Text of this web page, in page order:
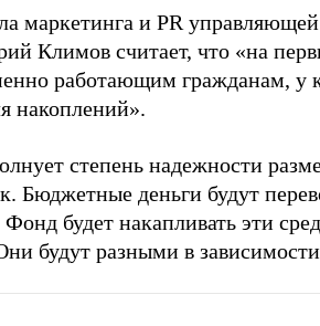
маркетинга и PR
Климов считает, что «на
работающим гражданам, у
накоплений».
степень надежности
Бюджетные деньги будут
будет накапливать эти
будут разными в